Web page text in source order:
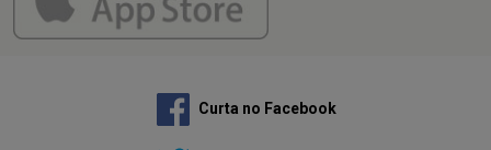
Curta no Facebook